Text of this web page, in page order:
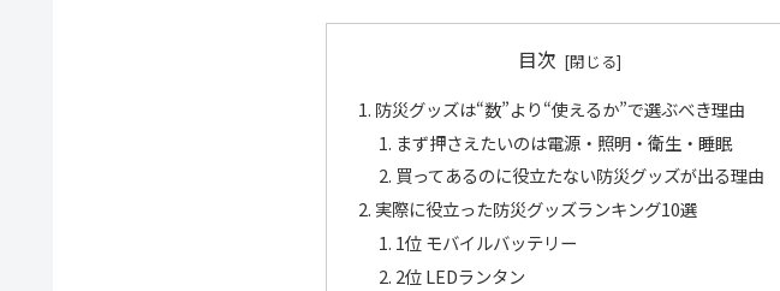
目次
防災グッズは“数”より“使えるか”で選ぶべき理由
まず押さえたいのは電源・照明・衛生・睡眠
買ってあるのに役立たない防災グッズが出る理由
実際に役立った防災グッズランキング10選
1位 モバイルバッテリー
2位 LEDランタン